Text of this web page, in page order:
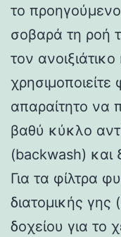
το προηγούμενο
σοβαρά τη ροή
τον
χρησιμοποιείτε
απαραίτητο να
βαθύ κύκλο
(backwash) και
Για τα φίλτρα
διατομικής γης
δοχείου για το